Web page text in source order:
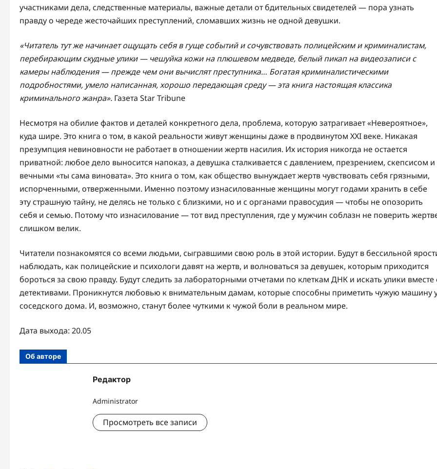
участниками дела, следственные материалы, важные детали от бдительных свидетелей — пора узнать
правду о череде жесточайших преступлений, сломавших жизнь не одной девушки.
«Читатель тут же начинает ощущать себя в гуще событий и сочувствовать полицейским и криминалистам,
перебирающим скудные улики — чешуйка кожи на плюшевом медведе, белый пикап на видеозаписи с
камеры наблюдения — прежде чем они вычислят преступника… Богатая криминалистическими
подробностями, умело написанная, хорошо передающая среду — эта книга настоящая классика
криминального жанра». Газета Star Tribune
Несмотря на обилие фактов и деталей конкретного дела, проблема, которую затрагивает «Невероятное»,
куда шире. Это книга о том, в какой реальности живут женщины даже в продвинутом XXI веке. Никакая
презумпция невиновности не работает в отношении жертв насилия. Их история никогда не остается
приватной: любое дело выносится напоказ, а девушка сталкивается с давлением, презрением, скепсисом и
вечными «ты сама виновата». Это книга о том, как общество вынуждает жертв чувствовать себя грязными,
испорченными, отверженными. Именно поэтому изнасилованные женщины могут годами хранить в себе
эту страшную тайну, не делясь не только с близкими, но и с органами правосудия — чтобы не опозорить
себя и семью. Потому что изнасилование — тот вид преступления, где у мужчин соблазн не поверить
слишком велик.
Читатели познакомятся со всеми людьми, сыгравшими свою роль в этой истории. Будут в бессильной
наблюдать, как полицейские и психологи давят на жертв, и волноваться за девушек, которым приходится
бороться за свою правду. Будут следить за лабораторными отчетами по клеткам ДНК и искать улики вместе
детективами. Проникнутся любовью к внимательным дамам, которые способны приметить чужую машину
соседского дома. И, возможно, станут более чуткими к чужой боли в реальном мире.
Дата выхода: 20.05
Об авторе
Редактор
Administrator
Просмотреть все записи